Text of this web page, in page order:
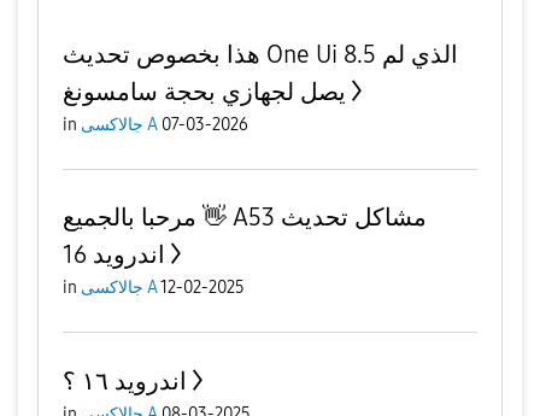
هذا بخصوص تحديث One Ui 8.5 الذي لم
يصل لجهازي بحجة سامسونغ
in جالاكسى A 07-03-2026
مرحبا بالجميع 👋 A53 مشاكل تحديث
اندرويد 16
in جالاكسى A12-02-2025
اندرويد ١٦ ؟